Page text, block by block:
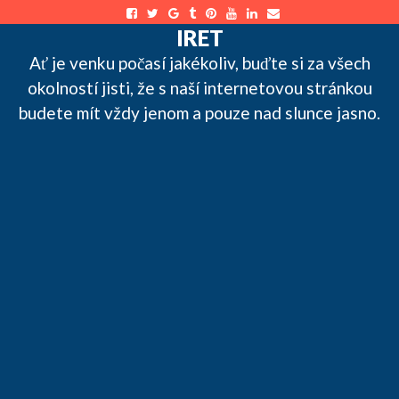
content
IRET
Ať je venku počasí jakékoliv, buďte si za všech
okolností jisti, že s naší internetovou stránkou
budete mít vždy jenom a pouze nad slunce jasno.